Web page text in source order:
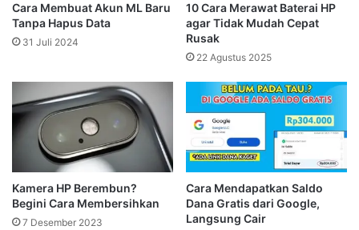
Cara Membuat Akun ML Baru
Tanpa Hapus Data
31 Juli 2024
10 Cara Merawat Baterai HP
agar Tidak Mudah Cepat
Rusak
22 Agustus 2025
Kamera HP Berembun?
Begini Cara Membersihkan
7 Desember 2023
Cara Mendapatkan Saldo
Dana Gratis dari Google,
Langsung Cair